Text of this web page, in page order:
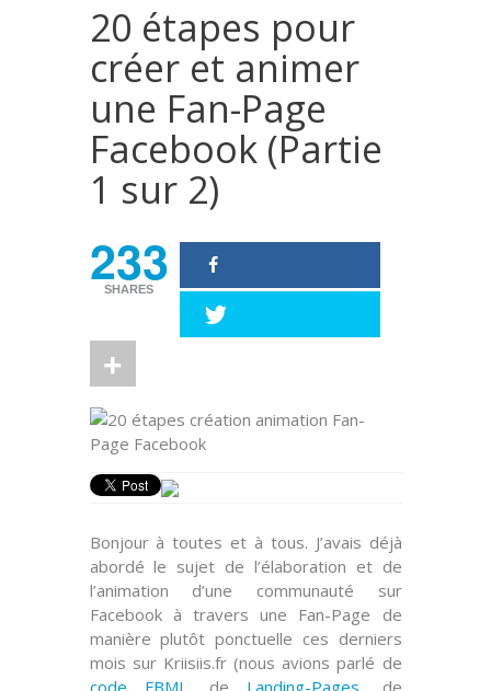
20 étapes pour
créer et animer
une Fan-Page
Facebook (Partie
1 sur 2)
233
SHARES
Bonjour à toutes et à tous. J’avais déjà
abordé le sujet de l’élaboration et de
l’animation d’une communauté sur
Facebook à travers une Fan-Page de
manière plutôt ponctuelle ces derniers
mois sur Kriisiis.fr(nous avions parlé de